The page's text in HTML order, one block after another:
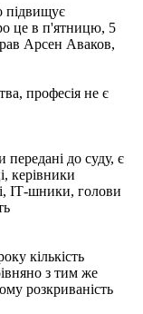
підвищує
це в п'ятницю, 5
Арсен Аваков,
професія не є
передані до суду, є
керівники
ІТ-шники, голови
кількість
з тим же
розкриваність